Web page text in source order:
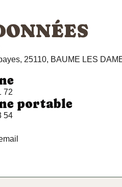
25110, BAUME LES
72
portable
54